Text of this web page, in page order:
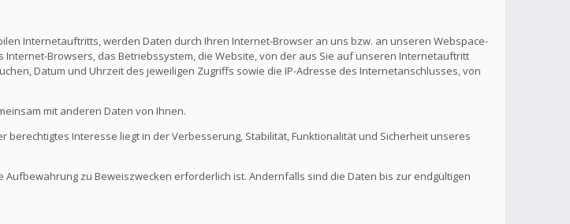
Internetauftritts, werden Daten durch Ihren Internet-Browser an uns bzw. an unseren Webspace-
Browsers, das Betriebssystem, die Website, von der aus Sie auf unseren Internetauftritt
Datum und Uhrzeit des jeweiligen Zugriffs sowie die IP-Adresse des Internetanschlusses, von
mit anderen Daten von Ihnen.
berechtigtes Interesse liegt in der Verbesserung, Stabilität, Funktionalität und Sicherheit unseres
zu Beweiszwecken erforderlich ist. Andernfalls sind die Daten bis zur endgültigen